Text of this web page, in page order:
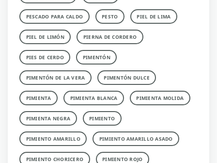
PESCADO PARA CALDO PESTO PIEL DE LIMA
PIEL DE LIMÓN PIERNA DE CORDERO
PIES DE CERDO PIMENTÓN
PIMENTÓN DE LA VERA PIMENTÓN DULCE
PIMIENTA PIMIENTA BLANCA PIMIENTA MOLIDA
PIMIENTA NEGRA PIMIENTO
PIMIENTO AMARILLO PIMIENTO AMARILLO ASADO
PIMIENTO CHORICERO PIMIENTO ROJO